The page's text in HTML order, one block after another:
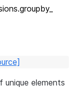
elements